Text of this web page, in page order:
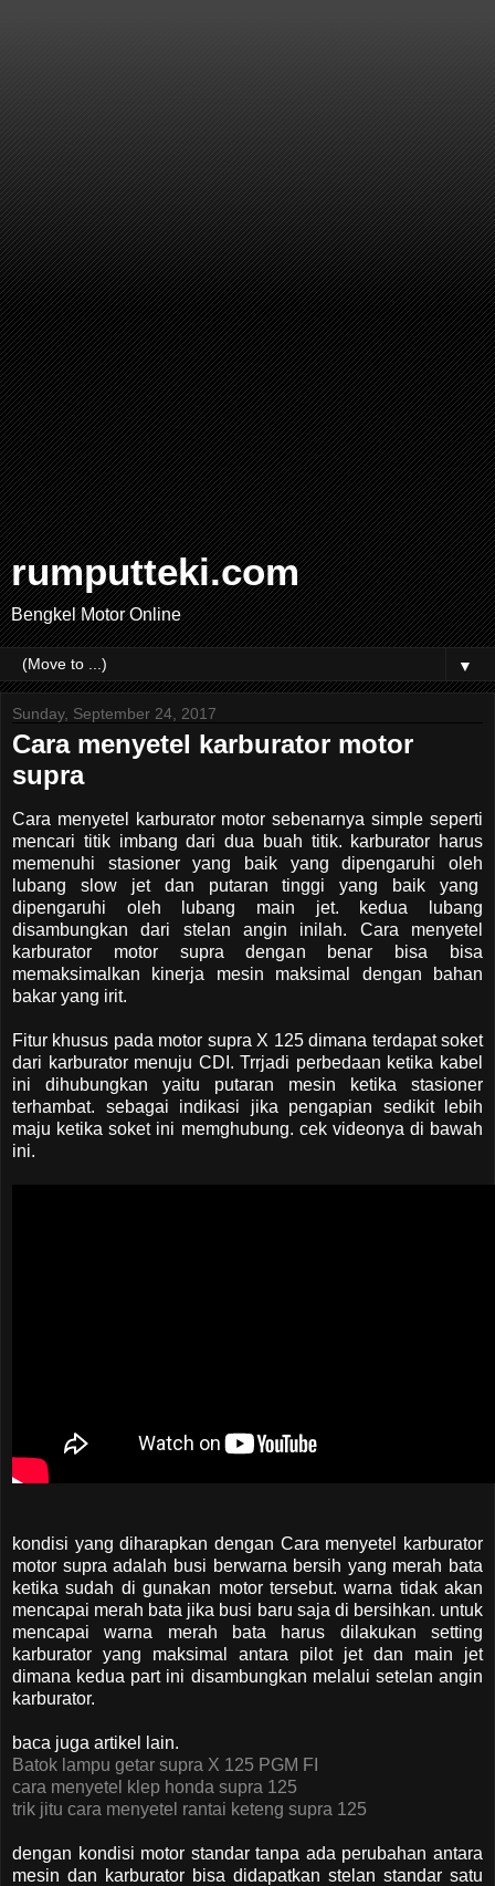
rumputteki.com
Bengkel Motor Online
▼
Sunday, September 24, 2017
Cara menyetel karburator motor
supra
Cara menyetel karburator motor sebenarnya simple seperti
mencari titik imbang dari dua buah titik. karburator harus
memenuhi stasioner yang baik yang dipengaruhi oleh
lubang slow jet dan putaran tinggi yang baik yang
dipengaruhi oleh lubang main jet. kedua lubang
disambungkan dari stelan angin inilah. Cara menyetel
karburator motor supra dengan benar bisa bisa
memaksimalkan kinerja mesin maksimal dengan bahan
bakar yang irit.
Fitur khusus pada motor supra X 125 dimana terdapat soket
dari karburator menuju CDI. Trrjadi perbedaan ketika kabel
ini dihubungkan yaitu putaran mesin ketika stasioner
terhambat. sebagai indikasi jika pengapian sedikit lebih
maju ketika soket ini memghubung. cek videonya di bawah
ini.
kondisi yang diharapkan dengan Cara menyetel karburator
motor supra adalah busi berwarna bersih yang merah bata
ketika sudah di gunakan motor tersebut. warna tidak akan
mencapai merah bata jika busi baru saja di bersihkan. untuk
mencapai warna merah bata harus dilakukan setting
karburator yang maksimal antara pilot jet dan main jet
dimana kedua part ini disambungkan melalui setelan angin
karburator.
baca juga artikel lain.
Batok lampu getar supra X 125 PGM FI
cara menyetel klep honda supra 125
trik jitu cara menyetel rantai keteng supra 125
dengan kondisi motor standar tanpa ada perubahan antara
mesin dan karburator bisa didapatkan stelan standar satu